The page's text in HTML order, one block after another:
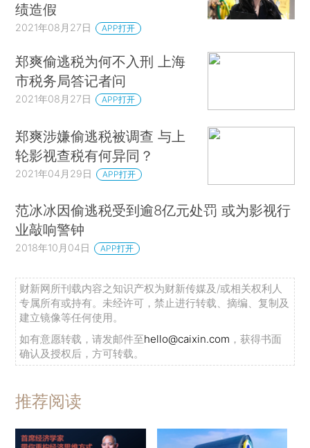
绩造假
2021年08月27日 APP打开
郑爽偷逃税为何不入刑 上海
市税务局答记者问
2021年08月27日 APP打开
郑爽涉嫌偷逃税被调查 与上
轮影视查税有何异同？
2021年04月29日 APP打开
范冰冰因偷逃税受到逾8亿元处罚 或为影视行
业敲响警钟
2018年10月04日 APP打开
财新网所刊载内容之知识产权为财新传媒及/或相关权利人
专属所有或持有。未经许可，禁止进行转载、摘编、复制及
建立镜像等任何使用。
如有意愿转载，请发邮件至hello@caixin.com ，获得书面
确认及授权后，方可转载。
推荐阅读